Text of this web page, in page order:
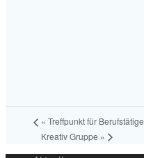
« Treffpunkt für Berufstätige
Kreativ Gruppe »